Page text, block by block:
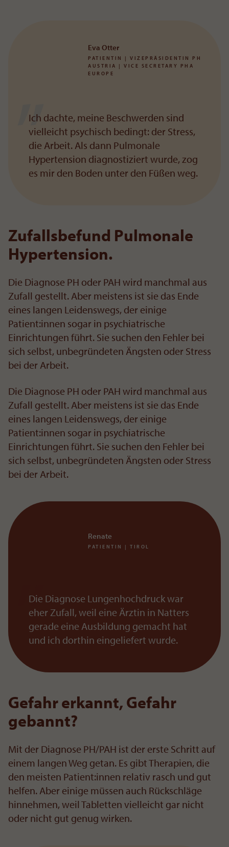
Eva Otter
PATIENTIN | VIZEPRÄSIDENTIN PH
AUSTRIA | VICE SECRETARY PHA
EUROPE
Ich dachte, meine Beschwerden sind
vielleicht psychisch bedingt: der Stress,
die Arbeit. Als dann Pulmonale
Hypertension diagnostiziert wurde, zog
es mir den Boden unter den Füßen weg.
Zufallsbefund Pulmonale
Hypertension.
Die Diagnose PH oder PAH wird manchmal aus
Zufall gestellt. Aber meistens ist sie das Ende
eines langen Leidenswegs, der einige
Patient:innen sogar in psychiatrische
Einrichtungen führt. Sie suchen den Fehler bei
sich selbst, unbegründeten Ängsten oder Stress
bei der Arbeit.
Die Diagnose PH oder PAH wird manchmal aus
Zufall gestellt. Aber meistens ist sie das Ende
eines langen Leidenswegs, der einige
Patient:innen sogar in psychiatrische
Einrichtungen führt. Sie suchen den Fehler bei
sich selbst, unbegründeten Ängsten oder Stress
bei der Arbeit.
Renate
PATIENTIN | TIROL
Die Diagnose Lungenhochdruck war
eher Zufall, weil eine Ärztin in Natters
gerade eine Ausbildung gemacht hat
und ich dorthin eingeliefert wurde.
Gefahr erkannt, Gefahr
gebannt?
Mit der Diagnose PH/PAH ist der erste Schritt auf
einem langen Weg getan. Es gibt Therapien, die
den meisten Patient:innen relativ rasch und gut
helfen. Aber einige müssen auch Rückschläge
hinnehmen, weil Tabletten vielleicht gar nicht
oder nicht gut genug wirken.